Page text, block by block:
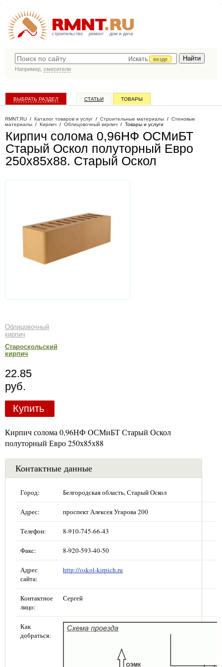
строительство ремонт дом и дача
Искать
везде
Например, смесители
ВЫБРАТЬ РАЗДЕЛ СТАТЬИ ТОВАРЫ
RMNT.RU / Каталог товаров и услуг / Строительные материалы / Стеновые
материалы / Кирпич / Облицовочный кирпич / Товары и услуги
Кирпич солома 0,96НФ ОСМиБТ
Старый Оскол полуторный Евро
250х85х88. Старый Оскол
Облицовочный
кирпич
Староскольский
кирпич
22.85
руб.
Купить
Кирпич солома 0,96НФ ОСМиБТ Старый Оскол
полуторный Евро 250х85х88
Контактные данные
Город: Белгородская область, Старый Оскол
Адрес: проспект Алексея Угарова 200
Телефон: 8-910-745-66-43
Факс: 8-920-593-40-50
Адрес
сайта:
http://oskol-kirpich.ru
Контактное
лицо:
Сергей
Как
добраться: